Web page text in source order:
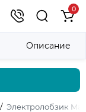
0
Электролобзик
Описание